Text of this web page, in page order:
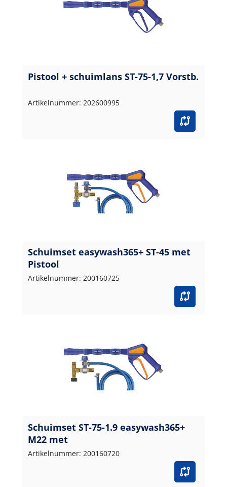
Pistool + schuimlans ST-75-1,7 Vorstb.
Artikelnummer: 202600995
Schuimset easywash365+ ST-45 met
Pistool
Artikelnummer: 200160725
Schuimset ST-75-1.9 easywash365+
M22 met
Artikelnummer: 200160720